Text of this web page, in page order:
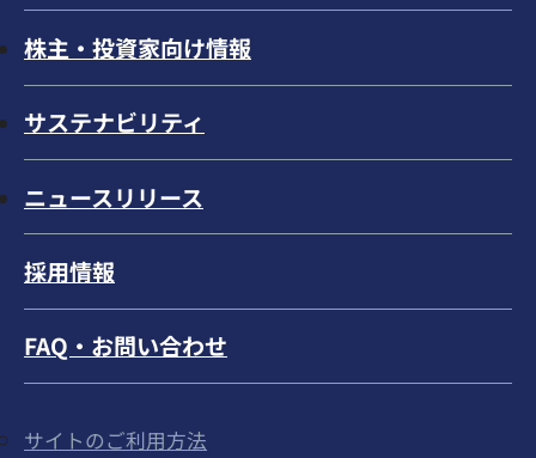
株主・投資家向け情報
サステナビリティ
ニュースリリース
採用情報
FAQ・お問い合わせ
サイトのご利用方法